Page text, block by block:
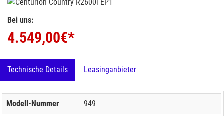
Bei uns:
4.549,00€*
Technische Details Leasinganbieter
Modell-Nummer 949